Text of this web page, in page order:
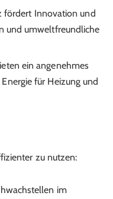
fördert Innovation und
und umweltfreundliche
ein angenehmes
für Heizung und
zu nutzen:
im